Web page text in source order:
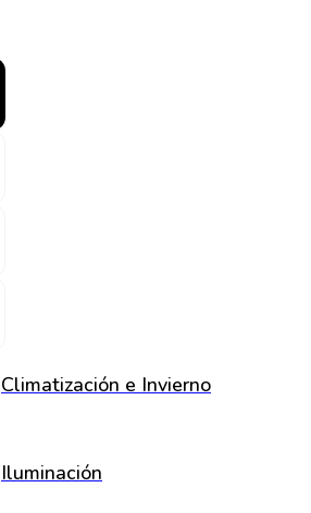
Climatización e Invierno
Iluminación